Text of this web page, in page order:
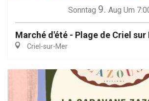
Sonntag 9. Aug Um
Marché d'été - Plage de Criel sur
Criel-sur-Mer